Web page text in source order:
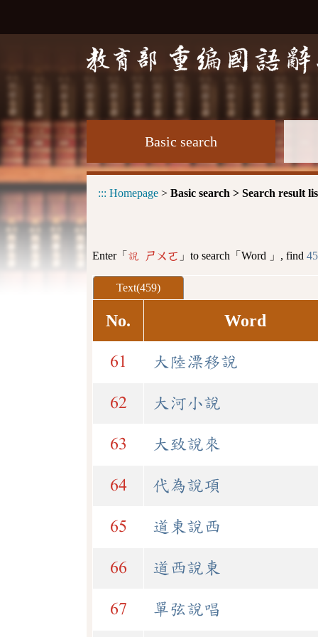
Basic search
::: Homepage > Basic search > Search result
Enter「 說 ㄕㄨㄛ 」to search「Word 」, find
Text(459)
No. Word
61 大陸漂移說
62 大河小說
63 大致說來
64 代為說項
65 道東說西
66 道西說東
67 單弦說唱